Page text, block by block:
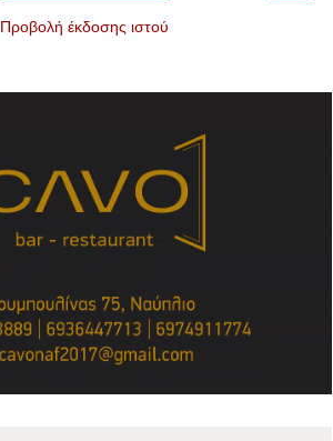
Προβολή έκδοσης ιστού